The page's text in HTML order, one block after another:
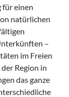
für einen
natürlichen
–
im Freien
Region in
das ganze